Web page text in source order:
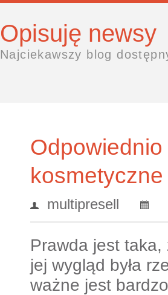
Opisuję newsy
Najciekawszy blog
multipresell
Prawda jest
jej wygląd była
ważne jest